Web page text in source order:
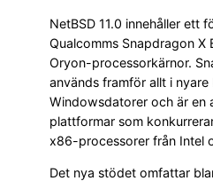
NetBSD 11.0 innehåller ett
Qualcomms Snapdragon X
Oryon-processorkärnor.
används framför allt i nyare
Windowsdatorer och är en
plattformar som
x86-processorer från Intel
Det nya stödet omfattar